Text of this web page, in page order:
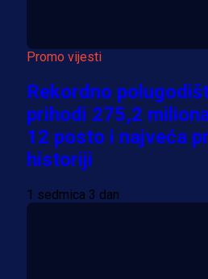
Promo vijesti
Rekordno
prihodi 275,2
12 posto i najveća
historiji
1 sedmica 3 dan